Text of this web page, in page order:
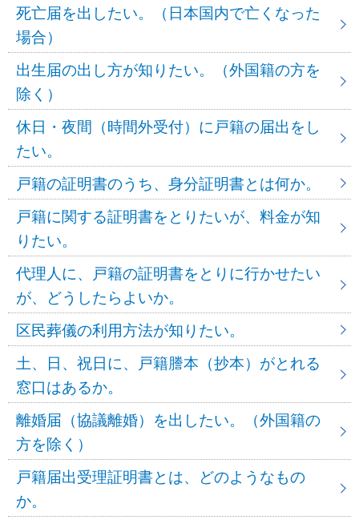
死亡届を出したい。（日本国内で亡くなった
場合）
出生届の出し方が知りたい。（外国籍の方を
除く）
休日・夜間（時間外受付）に戸籍の届出をし
たい。
戸籍の証明書のうち、身分証明書とは何か。
戸籍に関する証明書をとりたいが、料金が知
りたい。
代理人に、戸籍の証明書をとりに行かせたい
が、どうしたらよいか。
区民葬儀の利用方法が知りたい。
土、日、祝日に、戸籍謄本（抄本）がとれる
窓口はあるか。
離婚届（協議離婚）を出したい。（外国籍の
方を除く）
戸籍届出受理証明書とは、どのようなもの
か。